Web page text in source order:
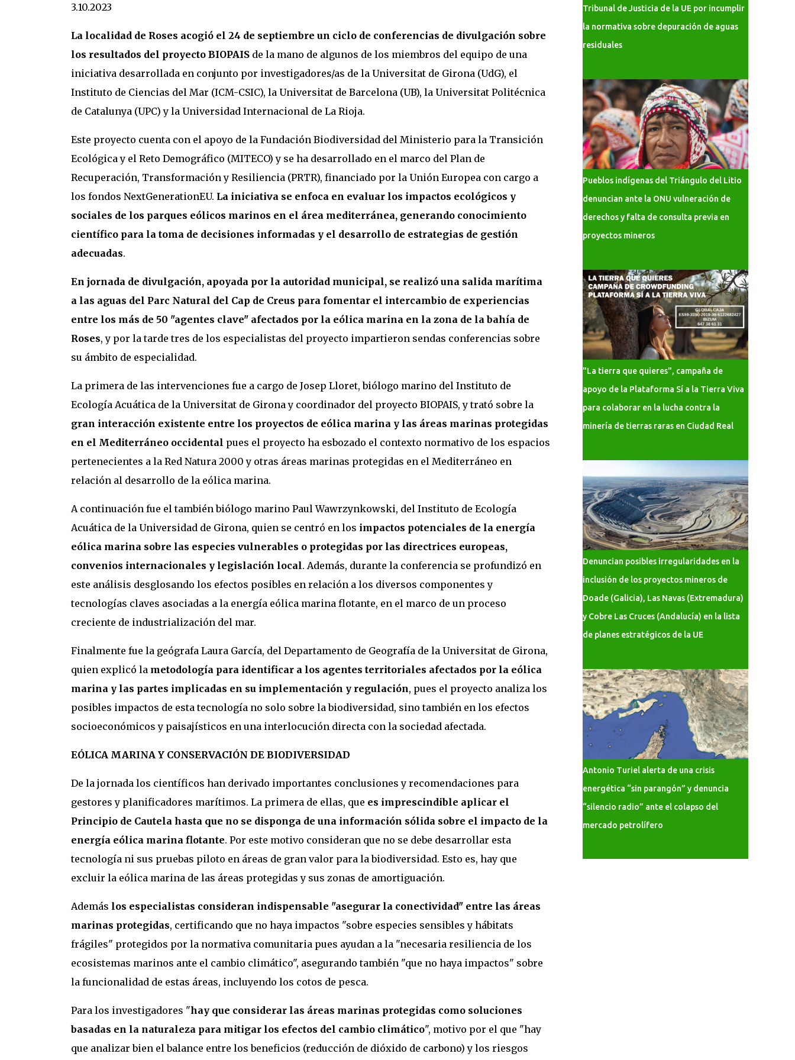
3.10.2023
La localidad de Roses acogió el 24 de septiembre un ciclo de conferencias de divulgación sobre
los resultados del proyecto BIOPAISde la mano de algunos de los miembros del equipo de una
iniciativa desarrollada en conjunto por investigadores/as de la Universitat de Girona (UdG), el
Instituto de Ciencias del Mar (ICM-CSIC), la Universitat de Barcelona (UB), la Universitat Politécnica
de Catalunya (UPC) y la Universidad Internacional de La Rioja.
Este proyecto cuenta con el apoyo de la Fundación Biodiversidad del Ministerio para la Transición
Ecológica y el Reto Demográfico (MITECO) y se ha desarrollado en el marco del Plan de
Recuperación, Transformación y Resiliencia (PRTR), financiado por la Unión Europea con cargo a
los fondos NextGenerationEU. La iniciativa se enfoca en evaluar los impactos ecológicos y
sociales de los parques eólicos marinos en el área mediterránea, generando conocimiento
científico para la toma de decisiones informadas y el desarrollo de estrategias de gestión
adecuadas.
En jornada de divulgación, apoyada por la autoridad municipal, se realizó una salida marítima
a las aguas del Parc Natural del Cap de Creus para fomentar el intercambio de experiencias
entre los más de 50 "agentes clave" afectados por la eólica marina en la zona de la bahía de
Roses, y por la tarde tres de los especialistas del proyecto impartieron sendas conferencias sobre
su ámbito de especialidad.
La primera de las intervenciones fue a cargo de Josep Lloret, biólogo marino del Instituto de
Ecología Acuática de la Universitat de Girona y coordinador del proyecto BIOPAIS, y trató sobre la
gran interacción existente entre los proyectos de eólica marina y las áreas marinas protegidas
en el Mediterráneo occidental pues el proyecto ha esbozado el contexto normativo de los espacios
pertenecientes a la Red Natura 2000 y otras áreas marinas protegidas en el Mediterráneo en
relación al desarrollo de la eólica marina.
A continuación fue el también biólogo marino Paul Wawrzynkowski, del Instituto de Ecología
Acuática de la Universidad de Girona, quien se centró en los impactos potenciales de la energía
eólica marina sobre las especies vulnerables o protegidas por las directrices europeas,
convenios internacionales y legislación local. Además, durante la conferencia se profundizó en
este análisis desglosando los efectos posibles en relación a los diversos componentes y
tecnologías claves asociadas a la energía eólica marina flotante, en el marco de un proceso
creciente de industrialización del mar.
Finalmente fue la geógrafa Laura García, del Departamento de Geografía de la Universitat de Girona,
quien explicó la metodología para identificar a los agentes territoriales afectados por la eólica
marina y las partes implicadas en su implementación y regulación, pues el proyecto analiza los
posibles impactos de esta tecnología no solo sobre la biodiversidad, sino también en los efectos
socioeconómicos y paisajísticos en una interlocución directa con la sociedad afectada.
EÓLICA MARINA Y CONSERVACIÓN DE BIODIVERSIDAD
De la jornada los científicos han derivado importantes conclusiones y recomendaciones para
gestores y planificadores marítimos. La primera de ellas, que es imprescindible aplicar el
Principio de Cautela hasta que no se disponga de una información sólida sobre el impacto de la
energía eólica marina flotante. Por este motivo consideran que no se debe desarrollar esta
tecnología ni sus pruebas piloto en áreas de gran valor para la biodiversidad. Esto es, hay que
excluir la eólica marina de las áreas protegidas y sus zonas de amortiguación.
Además los especialistas consideran indispensable "asegurar la conectividad" entre las áreas
marinas protegidas, certificando que no haya impactos "sobre especies sensibles y hábitats
frágiles" protegidos por la normativa comunitaria pues ayudan a la "necesaria resiliencia de los
ecosistemas marinos ante el cambio climático", asegurando también "que no haya impactos" sobre
la funcionalidad de estas áreas, incluyendo los cotos de pesca.
Para los investigadores "hay que considerar las áreas marinas protegidas como soluciones
basadas en la naturaleza para mitigar los efectos del cambio climático", motivo por el que "hay
que analizar bien el balance entre los beneficios (reducción de dióxido de carbono) y los riesgos
Tribunal de Justicia de la UE por incumplir
la normativa sobre depuración de aguas
residuales
Pueblos indígenas del Triángulo del Litio
denuncian ante la ONU vulneración de
derechos y falta de consulta previa en
proyectos mineros
"La tierra que quieres", campaña de
apoyo de la Plataforma Sí a la Tierra Viva
para colaborar en la lucha contra la
minería de tierras raras en Ciudad Real
Denuncian posibles irregularidades en la
inclusión de los proyectos mineros de
Doade (Galicia), Las Navas (Extremadura)
y Cobre Las Cruces (Andalucía) en la lista
de planes estratégicos de la UE
Antonio Turiel alerta de una crisis
energética “sin parangón” y denuncia
“silencio radio” ante el colapso del
mercado petrolífero